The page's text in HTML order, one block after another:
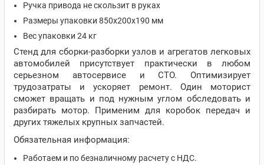
Ручка привода не скользит в руках
Размеры упаковки 850х200х190 мм
Вес упаковки 24 кг
Стенд для сборки-разборки узлов и агрегатов легковых
автомобилей присутствует практически в любом
серьезном автосервисе и СТО. Оптимизирует
трудозатраты и ускоряет ремонт. Один моторист
сможет вращать и под нужным углом обследовать и
разбирать мотор. Применим для коробок передач и
других тяжелых крупных запчастей.
Обязательная информация:
Работаем и по безналичному расчету с НДС.